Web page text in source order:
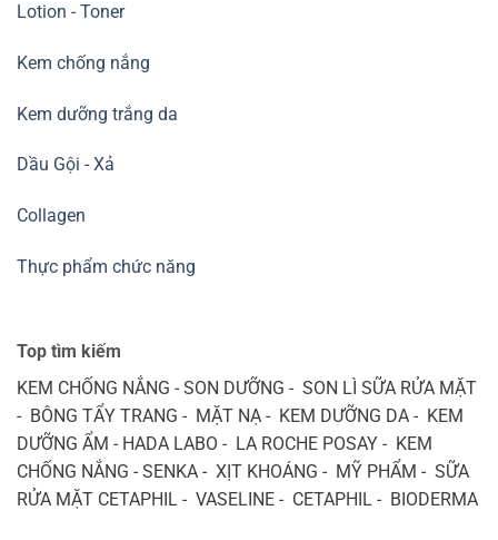
Lotion - Toner
Kem chống nắng
Kem dưỡng trắng da
Dầu Gội - Xả
Collagen
Thực phẩm chức năng
Top tìm kiếm
KEM CHỐNG NẮNG - SON DƯỠNG - SON LÌ SỮA RỬA MẶT
- BÔNG TẨY TRANG - MẶT NẠ - KEM DƯỠNG DA - KEM
DƯỠNG ẨM - HADA LABO - LA ROCHE POSAY - KEM
CHỐNG NẮNG - SENKA - XỊT KHOÁNG - MỸ PHẨM - SỮA
RỬA MẶT CETAPHIL - VASELINE - CETAPHIL - BIODERMA